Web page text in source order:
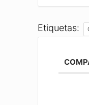
Etiquetas: